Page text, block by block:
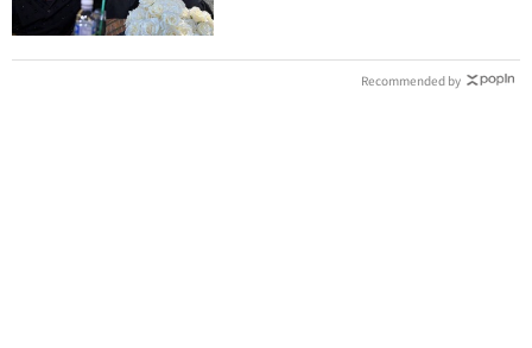
Recommended by